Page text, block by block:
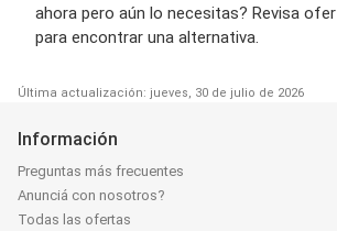
ahora pero aún lo necesitas? Revisa
para encontrar una alternativa.
Última actualización: jueves, 30 de julio de 2026
Información
Preguntas más frecuentes
Anunciá con nosotros?
Todas las ofertas